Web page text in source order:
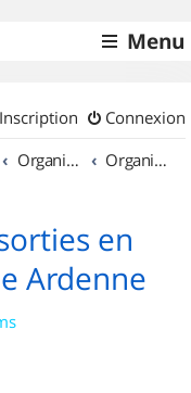
Menu
Connexion
Inscription
Organisation de sorties & Recherche de partenaires Organisation de sorties en région Champagne Ardenne
en
Ardenne